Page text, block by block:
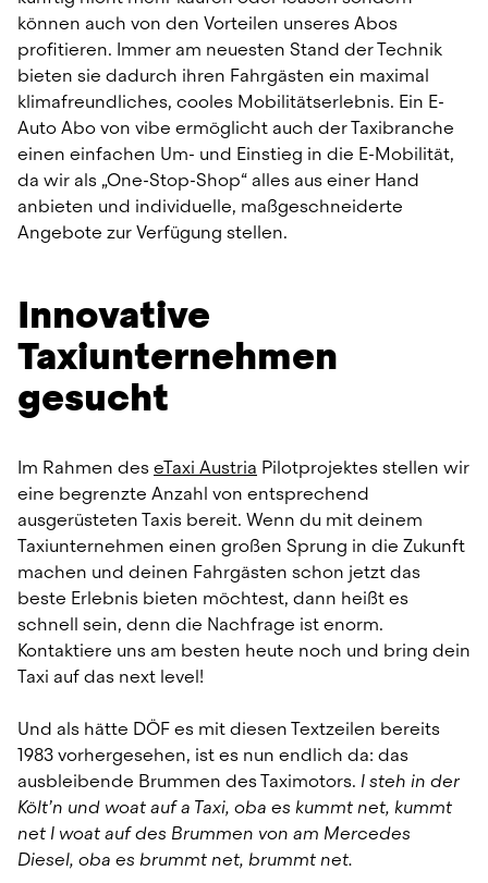
können auch von den Vorteilen unseres Abos
profitieren. Immer am neuesten Stand der Technik
bieten sie dadurch ihren Fahrgästen ein maximal
klimafreundliches, cooles Mobilitätserlebnis. Ein E-
Auto Abo von vibe ermöglicht auch der Taxibranche
einen einfachen Um- und Einstieg in die E-Mobilität,
da wir als „One-Stop-Shop“ alles aus einer Hand
anbieten und individuelle, maßgeschneiderte
Angebote zur Verfügung stellen.
Innovative
Taxiunternehmen
gesucht
Im Rahmen des eTaxi Austria Pilotprojektes stellen wir
eine begrenzte Anzahl von entsprechend
ausgerüsteten Taxis bereit. Wenn du mit deinem
Taxiunternehmen einen großen Sprung in die Zukunft
machen und deinen Fahrgästen schon jetzt das
beste Erlebnis bieten möchtest, dann heißt es
schnell sein, denn die Nachfrage ist enorm.
Kontaktiere uns am besten heute noch und bring dein
Taxi auf das next level!
Und als hätte DÖF es mit diesen Textzeilen bereits
1983 vorhergesehen, ist es nun endlich da: das
ausbleibende Brummen des Taximotors. I steh in der
Költ’n und woat auf a Taxi, oba es kummt net, kummt
net I woat auf des Brummen von am Mercedes
Diesel, oba es brummt net, brummt net.